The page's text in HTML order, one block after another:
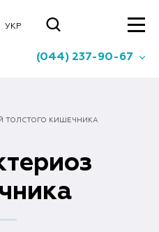
УКР
(044) 237-90-67
ТОЛСТОГО КИШЕЧНИКА